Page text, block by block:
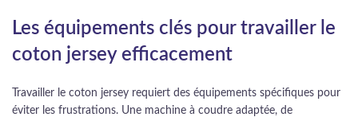
Les équipements clés pour travailler le
coton jersey efficacement
Travailler le coton jersey requiert des équipements spécifiques pour
éviter les frustrations. Une machine à coudre adaptée, de